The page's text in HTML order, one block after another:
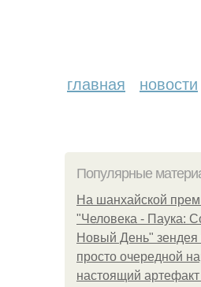
главная новости
Популярные
На шанхайской
"Человека - Паука:
Новый День"
просто очередной
настоящий